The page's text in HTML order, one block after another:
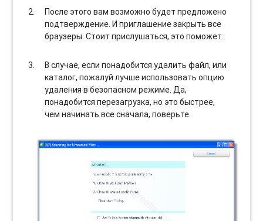
После этого вам возможно будет предложено
подтверждение. И приглашение закрыть все
браузеры. Стоит прислушаться, это поможет.
В случае, если понадобится удалить файл, или
каталог, пожалуй лучше использовать опцию
удаления в безопасном режиме. Да,
понадобится перезагрузка, но это быстрее,
чем начинать все сначала, поверьте.